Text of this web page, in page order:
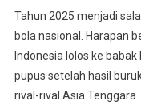
Tahun 2025 menjadi
bola nasional. Harapan
Indonesia lolos ke
pupus setelah hasil
rival-rival Asia